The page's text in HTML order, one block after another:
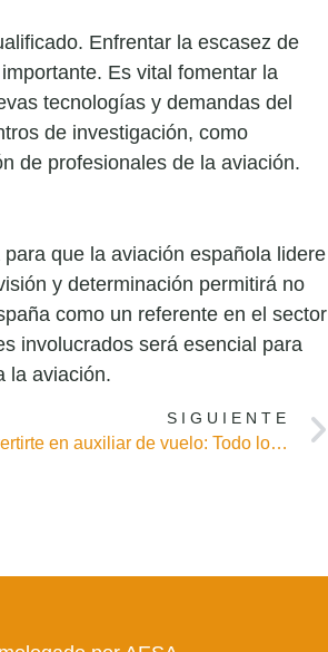
Enfrentar la escasez de
Es vital fomentar la
tecnologías y demandas del
de investigación, como
de profesionales de la aviación.
que la aviación española lidere
y determinación permitirá no
como un referente en el sector
involucrados será esencial para
la aviación.
SIGUIENTE
Cómo convertirte en auxiliar de vuelo: Todo lo que necesitas saber